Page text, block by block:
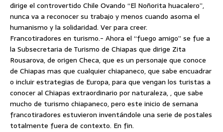
dirige el controvertido Chile Ovando “El Noñorita huacalero”,
nunca va a reconocer su trabajo y menos cuando asoma el
humanismo y la solidaridad. Ver para creer.
Francotiradores en turismo.- Ahora el “fuego amigo” se fue a
la Subsecretaria de Turismo de Chiapas que dirige Zita
Rousarova, de origen Checa, que es un personaje que conoce
de Chiapas mas que cualquier chiapaneco, que sabe encuadrar
o incluir estrategias de Europa, para que vengan los turistas a
conocer al Chiapas extraordinario por naturaleza, , que sabe
mucho de turismo chiapaneco, pero este inicio de semana
francotiradores estuvieron inventándole una serie de postales
totalmente fuera de contexto. En fin.